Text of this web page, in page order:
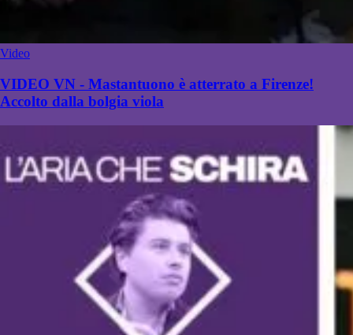
Video
VIDEO VN - Mastantuono è atterrato a Firenze!
Accolto dalla bolgia viola